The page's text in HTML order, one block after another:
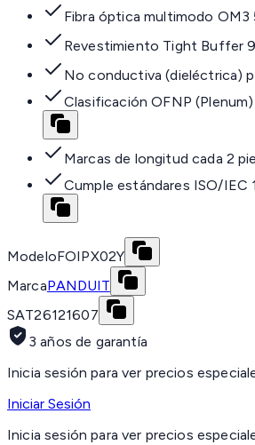
Fibra óptica multimodo OM3
Revestimiento Tight Buffer
No conductiva (dieléctrica)
Clasificación OFNP
Marcas de longitud cada 2
Cumple estándares ISO/IEC
ModeloFOIPX02Y
MarcaPANDUIT
SAT26121607
3 años de garantía
Inicia sesión para ver precios
Iniciar Sesión
Inicia sesión para ver precios